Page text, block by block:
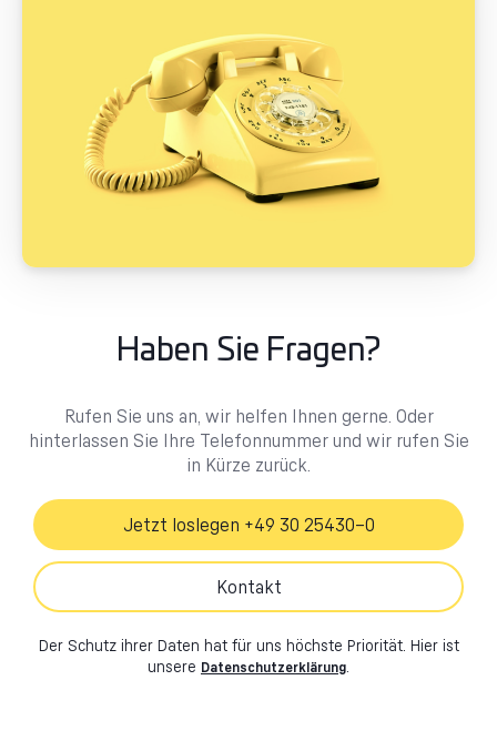
Haben Sie Fragen?
Rufen Sie uns an, wir helfen Ihnen gerne. Oder
hinterlassen Sie Ihre Telefonnummer und wir rufen Sie
in Kürze zurück.
Jetzt loslegen +49 30 25430–0
Kontakt
Der Schutz ihrer Daten hat für uns höchste Priorität. Hier ist
unsere Datenschutzerklärung